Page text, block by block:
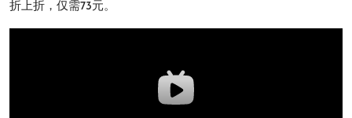
折上折，仅需73元。